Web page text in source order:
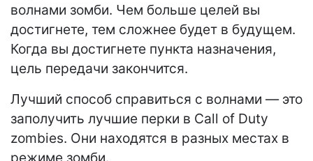
волнами зомби. Чем больше целей вы
достигнете, тем сложнее будет в будущем.
Когда вы достигнете пункта назначения,
цель передачи закончится.
Лучший способ справиться с волнами — это
заполучить лучшие перки в Call of Duty
zombies. Они находятся в разных местах в